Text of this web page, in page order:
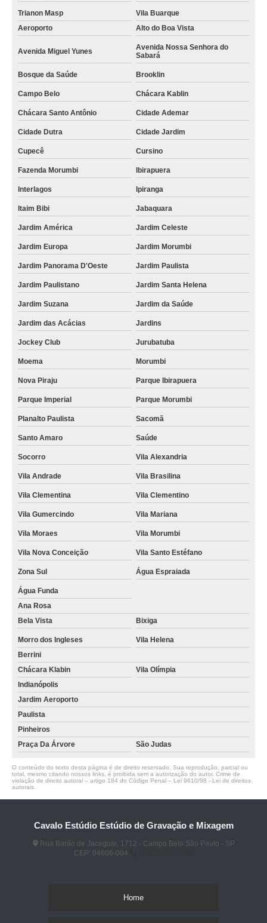
Trianon Masp
Vila Buarque
Aeroporto
Alto do Boa Vista
Avenida Miguel Yunes
Avenida Nossa Senhora do
Sabará
Bosque da Saúde Brooklin
Campo Belo Chácara Kablin
Chácara Santo Antônio Cidade Ademar
Cidade Dutra Cidade Jardim
Cupecê Cursino
Fazenda Morumbi Ibirapuera
Interlagos Ipiranga
Itaim Bibi Jabaquara
Jardim América Jardim Celeste
Jardim Europa Jardim Morumbi
Jardim Panorama D'Oeste Jardim Paulista
Jardim Paulistano Jardim Santa Helena
Jardim Suzana Jardim da Saúde
Jardim das Acácias Jardins
Jockey Club Jurubatuba
Moema Morumbi
Nova Piraju Parque Ibirapuera
Parque Imperial Parque Morumbi
Planalto Paulista Sacomã
Santo Amaro Saúde
Socorro Vila Alexandria
Vila Andrade Vila Brasilina
Vila Clementina Vila Clementino
Vila Gumercindo Vila Mariana
Vila Moraes Vila Morumbi
Vila Nova Conceição Vila Santo Estéfano
Zona Sul Água Espraiada
Água Funda
Ana Rosa
Bela Vista
Bixiga
Morro dos Ingleses
Vila Helena
Berrini
Chácara Klabin
Vila Olímpia
Indianópolis
Jardim Aeroporto
Paulista
Pinheiros
Praça Da Árvore
São Judas
O conteúdo do texto desta página é de direito reservado. Sua reprodução, parcial ou
total, mesmo citando nossos links, é proibida sem a autorização do autor. Crime de
violação de direito autoral – artigo 184 do Código Penal – Lei 9610/98 - Lei de direitos
autorais
Cavalo Estúdio Estúdio de Gravação e Mixagem
Rua Barão de Jaceguai, 1712 - Campo Belo São Paulo - SP
CEP: 04606-004
Home